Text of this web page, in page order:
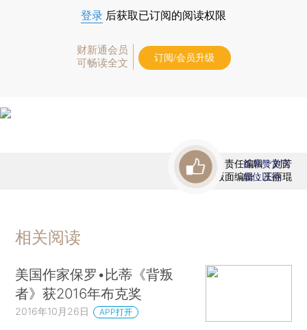
登录 后获取已订阅的阅读权限
财新通会员
可畅读全文
订阅/会员升级
责任编辑：刘芳
版面编辑：王丽琨
首席赞赏官
虚位以待
相关阅读
美国作家保罗•比蒂《背叛
者》获2016年布克奖
2016年10月26日 APP打开